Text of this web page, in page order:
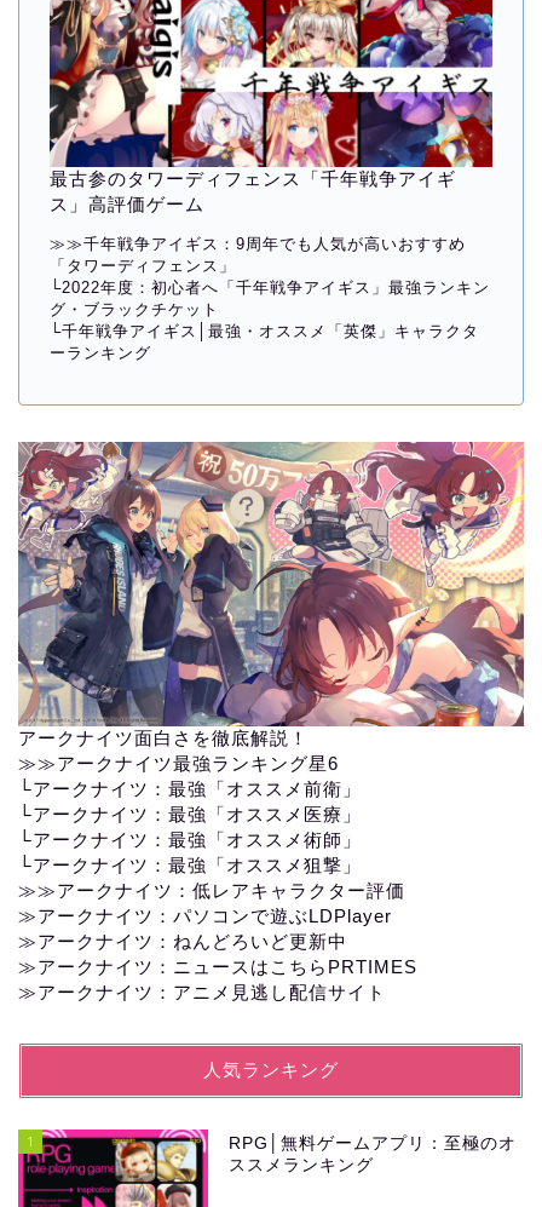
最古参のタワーディフェンス「千年戦争アイギ
ス」高評価ゲーム
≫≫千年戦争アイギス：9周年でも人気が高いおすすめ
「タワーディフェンス」
└2022年度：初心者へ「千年戦争アイギス」最強ランキン
グ・ブラックチケット
└千年戦争アイギス│最強・オススメ「英傑」キャラクタ
ーランキング
アークナイツ面白さを徹底解説！
≫≫アークナイツ最強ランキング星6
└アークナイツ：最強「オススメ前衛」
└アークナイツ：最強「オススメ医療」
└アークナイツ：最強「オススメ術師」
└アークナイツ：最強「オススメ狙撃」
≫≫アークナイツ：低レアキャラクター評価
≫アークナイツ：パソコンで遊ぶLDPlayer
≫アークナイツ：ねんどろいど更新中
≫アークナイツ：ニュースはこちらPRTIMES
≫アークナイツ：アニメ見逃し配信サイト
人気ランキング
1
RPG│無料ゲームアプリ：至極のオ
ススメランキング